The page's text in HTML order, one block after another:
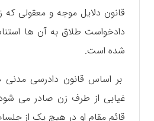
قانون دلایل موجه و معقولی که
دادخواست طلاق به آن ها
شده است.
بر اساس قانون دادرسی
غیابی از طرف زن صادر می
قائم مقام او در هیچ یک از